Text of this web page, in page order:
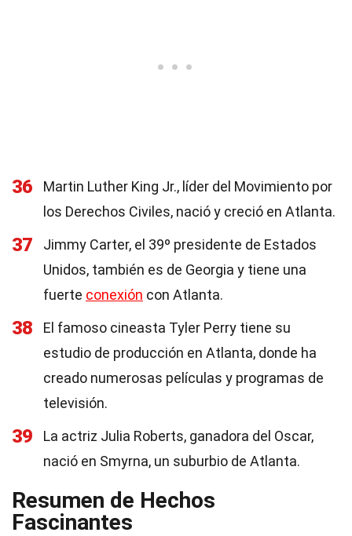
36
Martin Luther King Jr., líder del Movimiento por
los Derechos Civiles, nació y creció en Atlanta.
37
Jimmy Carter, el 39º presidente de Estados
Unidos, también es de Georgia y tiene una
fuerte conexión con Atlanta.
38
El famoso cineasta Tyler Perry tiene su
estudio de producción en Atlanta, donde ha
creado numerosas películas y programas de
televisión.
39
La actriz Julia Roberts, ganadora del Oscar,
nació en Smyrna, un suburbio de Atlanta.
Resumen de Hechos
Fascinantes